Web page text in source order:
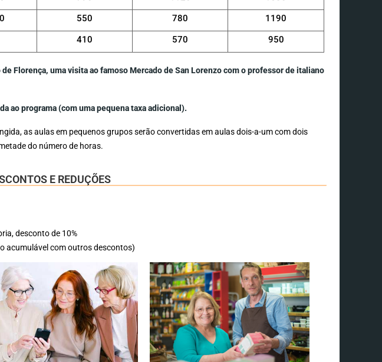
550 780
1190
410 570 950
Florença, uma visita ao famoso Mercado de San Lorenzo com o professor de italiano
ao programa (com uma pequena taxa adicional).
as aulas em pequenos grupos serão convertidas em aulas dois-a-um com dois
do número de horas.
E REDUÇÕES
desconto de 10%
acumulável com outros descontos)